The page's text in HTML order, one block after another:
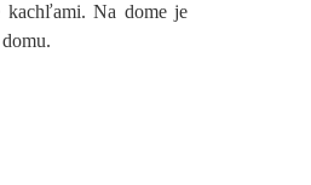
kachľami. Na dome je